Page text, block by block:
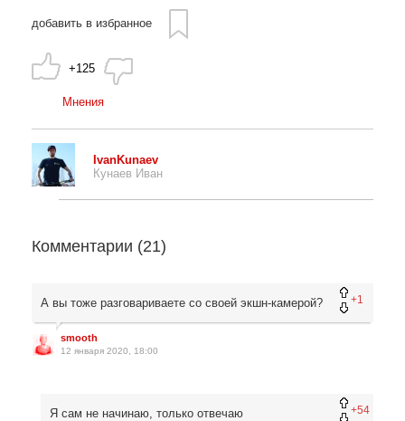
добавить в избранное
+125
Мнения
IvanKunaev
Кунаев Иван
Комментарии (21)
+1
А вы тоже разговариваете со своей экшн-камерой?
smooth
12 января 2020, 18:00
+54
Я сам не начинаю, только отвечаю